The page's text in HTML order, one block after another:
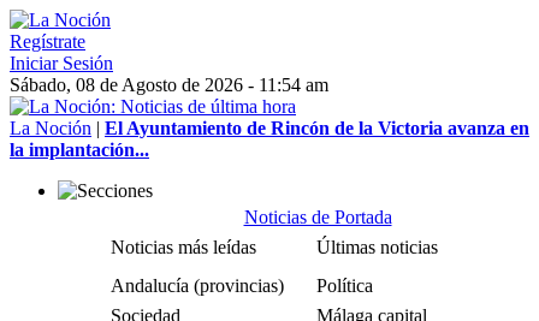
Regístrate
Iniciar Sesión
Sábado, 08 de Agosto de 2026 - 11:54 am
La Noción | El Ayuntamiento de Rincón de la Victoria avanza en
la implantación...
Noticias de Portada
Noticias más leídas
Últimas noticias
Andalucía (provincias)
Política
Sociedad
Málaga capital